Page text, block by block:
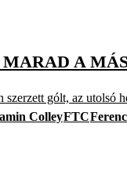
A
gólt, az utolsó
ColleyFTC